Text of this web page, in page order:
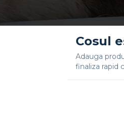
Cosul
Adauga
finaliza rapid